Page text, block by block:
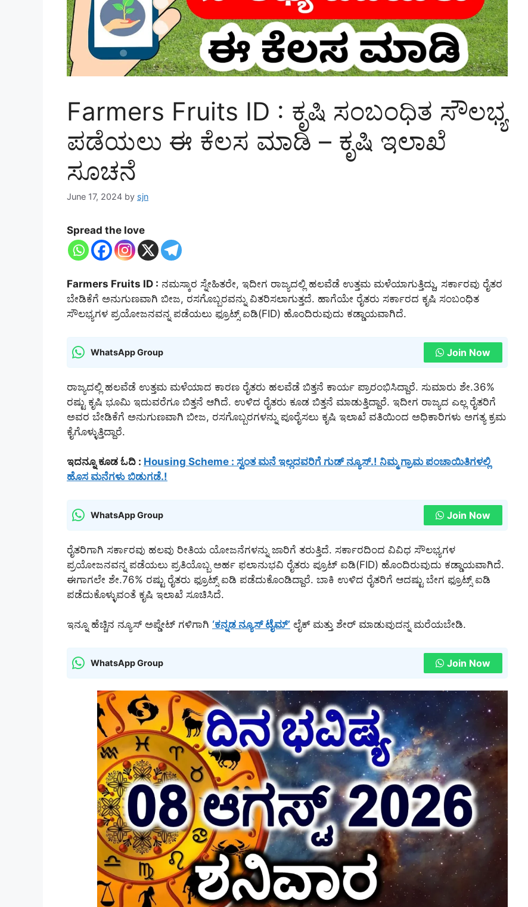
Farmers Fruits ID : ಕೃಷಿ ಸಂಬಂಧಿತ ಸೌಲಭ್ಯ
ಪಡೆಯಲು ಈ ಕೆಲಸ ಮಾಡಿ – ಕೃಷಿ ಇಲಾಖೆ
ಸೂಚನೆ
June 17, 2024 by sjn
Spread the love
Farmers Fruits ID : ನಮಸ್ಕಾರ ಸ್ನೇಹಿತರೇ, ಇದೀಗ ರಾಜ್ಯದಲ್ಲಿ ಹಲವೆಡೆ ಉತ್ತಮ ಮಳೆಯಾಗುತ್ತಿದ್ದು, ಸರ್ಕಾರವು ರೈತರ
ಬೇಡಿಕೆಗೆ ಅನುಗುಣವಾಗಿ ಬೀಜ, ರಸಗೊಬ್ಬರವನ್ನು ವಿತರಿಸಲಾಗುತ್ತದೆ. ಹಾಗೆಯೇ ರೈತರು ಸರ್ಕಾರದ ಕೃಷಿ ಸಂಬಂಧಿತ
ಸೌಲಭ್ಯಗಳ ಪ್ರಯೋಜನವನ್ನ ಪಡೆಯಲು ಫ್ರೂಟ್ಸ್ ಐಡಿ(FID) ಹೊಂದಿರುವುದು ಕಡ್ಡಾಯವಾಗಿದೆ.
WhatsApp Group Join Now
ರಾಜ್ಯದಲ್ಲಿ ಹಲವೆಡೆ ಉತ್ತಮ ಮಳೆಯಾದ ಕಾರಣ ರೈತರು ಹಲವೆಡೆ ಬಿತ್ತನೆ ಕಾರ್ಯ ಪ್ರಾರಂಭಿಸಿದ್ದಾರೆ. ಸುಮಾರು ಶೇ.36%
ರಷ್ಟು ಕೃಷಿ ಭೂಮಿ ಇದುವರೆಗೂ ಬಿತ್ತನೆ ಆಗಿದೆ. ಉಳಿದ ರೈತರು ಕೂಡ ಬಿತ್ತನೆ ಮಾಡುತ್ತಿದ್ದಾರೆ. ಇದೀಗ ರಾಜ್ಯದ ಎಲ್ಲ ರೈತರಿಗೆ
ಅವರ ಬೇಡಿಕೆಗೆ ಅನುಗುಣವಾಗಿ ಬೀಜ, ರಸಗೊಬ್ಬರಗಳನ್ನು ಪೂರೈಸಲು ಕೃಷಿ ಇಲಾಖೆ ವತಿಯಿಂದ ಅಧಿಕಾರಿಗಳು ಅಗತ್ಯ ಕ್ರಮ
ಕೈಗೊಳ್ಳುತ್ತಿದ್ದಾರೆ.
ಇದನ್ನೂ ಕೂಡ ಓದಿ : Housing Scheme : ಸ್ವಂತ ಮನೆ ಇಲ್ಲದವರಿಗೆ ಗುಡ್ ನ್ಯೂಸ್.! ನಿಮ್ಮ ಗ್ರಾಮ ಪಂಚಾಯಿತಿಗಳಲ್ಲಿ
ಹೊಸ ಮನೆಗಳು ಬಿಡುಗಡೆ.!
WhatsApp Group Join Now
ರೈತರಿಗಾಗಿ ಸರ್ಕಾರವು ಹಲವು ರೀತಿಯ ಯೋಜನೆಗಳನ್ನು ಜಾರಿಗೆ ತರುತ್ತಿದೆ. ಸರ್ಕಾರದಿಂದ ವಿವಿಧ ಸೌಲಭ್ಯಗಳ
ಪ್ರಯೋಜನವನ್ನ ಪಡೆಯಲು ಪ್ರತಿಯೊಬ್ಬ ಅರ್ಹ ಫಲಾನುಭವಿ ರೈತರು ಪ್ರೂಟ್ ಐಡಿ(FID) ಹೊಂದಿರುವುದು ಕಡ್ಡಾಯವಾಗಿದೆ.
ಈಗಾಗಲೇ ಶೇ.76% ರಷ್ಟು ರೈತರು ಫ್ರೂಟ್ಸ್ ಐಡಿ ಪಡೆದುಕೊಂಡಿದ್ದಾರೆ. ಬಾಕಿ ಉಳಿದ ರೈತರಿಗೆ ಆದಷ್ಟು ಬೇಗ ಫ್ರೂಟ್ಸ್ ಐಡಿ
ಪಡೆದುಕೊಳ್ಳುವಂತೆ ಕೃಷಿ ಇಲಾಖೆ ಸೂಚಿಸಿದೆ.
ಇನ್ನೂ ಹೆಚ್ಚಿನ ನ್ಯೂಸ್ ಅಪ್ಡೇಟ್ ಗಳಿಗಾಗಿ ‘ಕನ್ನಡ ನ್ಯೂಸ್ ಟೈಮ್’ ಲೈಕ್ ಮತ್ತು ಶೇರ್ ಮಾಡುವುದನ್ನ ಮರೆಯಬೇಡಿ.
WhatsApp Group Join Now